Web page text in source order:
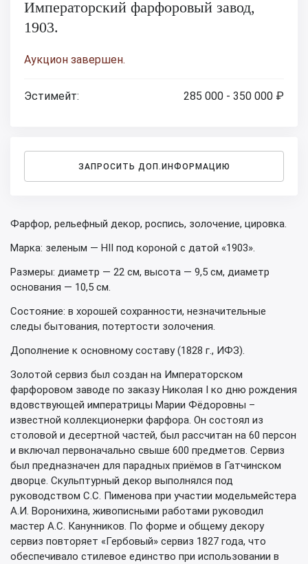
Императорский фарфоровый завод,
1903.
Аукцион завершен.
Эстимейт: 285 000 - 350 000 ₽
ЗАПРОСИТЬ ДОП.ИНФОРМАЦИЮ
Фарфор, рельефный декор, роспись, золочение, цировка.
Марка: зеленым — НII под короной с датой «1903».
Размеры: диаметр — 22 см, высота — 9,5 см, диаметр
основания — 10,5 см.
Состояние: в хорошей сохранности, незначительные
следы бытования, потертости золочения.
Дополнение к основному составу (1828 г., ИФЗ).
Золотой сервиз был создан на Императорском
фарфоровом заводе по заказу Николая I ко дню рождения
вдовствующей императрицы Марии Фёдоровны –
известной коллекционерки фарфора. Он состоял из
столовой и десертной частей, был рассчитан на 60 персон
и включал первоначально свыше 600 предметов. Сервиз
был предназначен для парадных приёмов в Гатчинском
дворце. Скульптурный декор выполнялся под
руководством С.С. Пименова при участии модельмейстера
А.И. Воронихина, живописными работами руководил
мастер А.С. Канунников. По форме и общему декору
сервиз повторяет «Гербовый» сервиз 1827 года, что
обеспечивало стилевое единство при использовании в